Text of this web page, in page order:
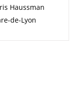
Haussman
de-Lyon